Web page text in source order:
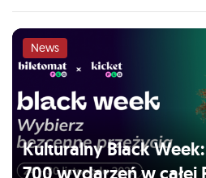
Kulturalny Black
700 wydarzeń w całej
News